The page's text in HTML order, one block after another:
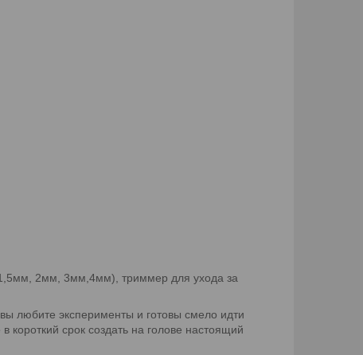
2мм, 3мм,4мм), триммер для ухода за
любите эксперименты и готовы смело идти
срок создать на голове настоящий